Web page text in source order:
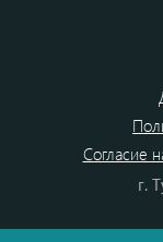
Согласие
г.